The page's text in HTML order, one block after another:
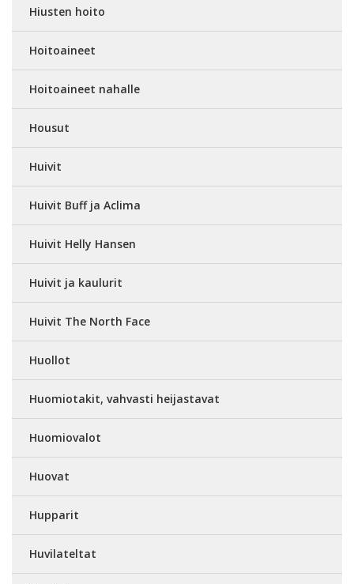
Hiusten hoito
Hoitoaineet
Hoitoaineet nahalle
Housut
Huivit
Huivit Buff ja Aclima
Huivit Helly Hansen
Huivit ja kaulurit
Huivit The North Face
Huollot
Huomiotakit, vahvasti heijastavat
Huomiovalot
Huovat
Hupparit
Huvilateltat